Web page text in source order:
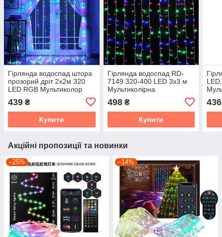
Гірлянда водоспад штора
прозорий дріт 2х2м 320
LED RGB Мультиколор
(синьо-зелено-червоний)
439 ₴
Купити
Гірлянда водоспад RD-
7149 320-400 LED 3х3 м
Мультиколірна
498₴
Купити
436
Акційні пропозиції та новинки
–25% –14%